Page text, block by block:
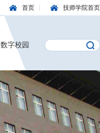
首页 技师学院首页
数字校园